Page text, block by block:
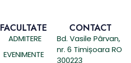
FACULTATE
ADMITERE
EVENIMENTE
CONTACT
Bd. Vasile Pârvan,
nr. 6 Timișoara RO
300223